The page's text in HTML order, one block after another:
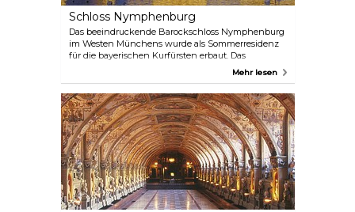
Schloss Nymphenburg
Das beeindruckende Barockschloss Nymphenburg
im Westen Münchens wurde als Sommerresidenz
für die bayerischen Kurfürsten erbaut. Das
Hauptgebäude beherbergt heute ein Museum,
zahlreiche kleinere Bauten und Pavillons sowie ein
exotisches Gewächshaus mit einem Café zu finden
sind. Berühmt ist das Schloss auch als Geburtsort
von König Ludwig II.
Mehr lesen